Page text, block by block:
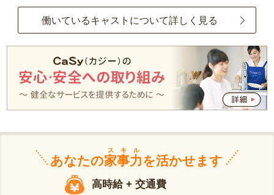
働いているキャストについて詳しく見る
あなたの家事力
スキル
を活かせます
高時給 + 交通費